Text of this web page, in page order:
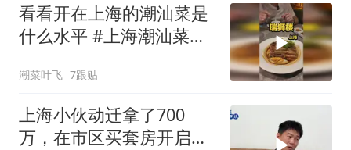
看看开在上海的潮汕菜是
什么水平 #上海潮汕菜排
上海探店
潮菜叶飞 7跟贴
上海小伙动迁拿了700
万，在市区买套房开启新